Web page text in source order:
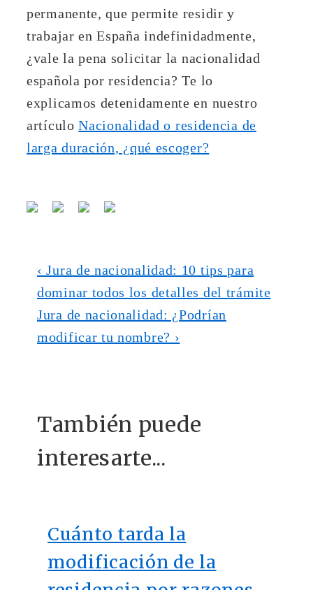
permanente, que permite residir y
trabajar en España indefinidadmente,
¿vale la pena solicitar la nacionalidad
española por residencia? Te lo
explicamos detenidamente en nuestro
artículoNacionalidad o residencia de
larga duración, ¿qué escoger?
Navegación
de
entradas
La
entrada
anterior
es
‹ Jura de nacionalidad: 10 tips para
dominar todos los detalles del trámite
La
entrada
Jura de nacionalidad: ¿Podrían
modificar tu nombre? ›
También puede
interesarte...
Cuánto tarda la
modificación de la